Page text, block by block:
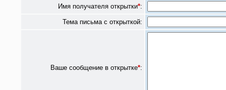
Имя получателя открытки*:
Тема письма с открыткой:
Ваше сообщение в открытке*: